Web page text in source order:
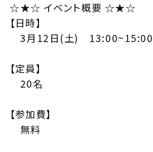
☆★☆ イベント概要 ☆★☆
【日時】
3月12日(土) 13:00~15:00
【定員】
20名
【参加費】
無料